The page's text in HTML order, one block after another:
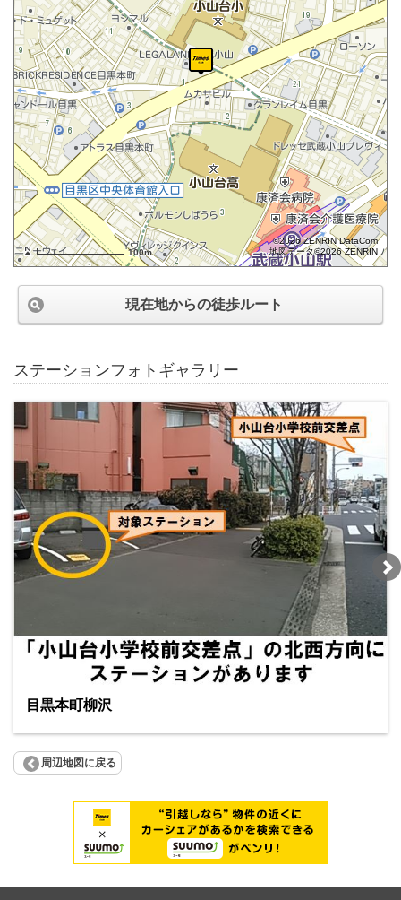
100m
©2026 ZENRIN DataCom
地図データ©2026 ZENRIN
現在地からの徒歩ルート
ステーションフォトギャラリー
目黒本町柳沢
周辺地図に戻る